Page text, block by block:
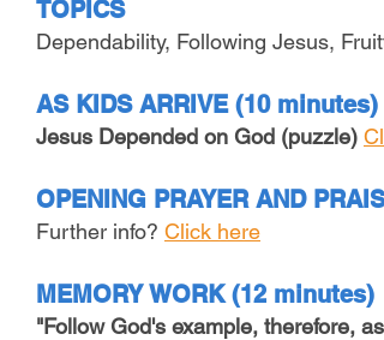
TOPICS
Dependability, Following Jesus,
AS KIDS ARRIVE (10 minutes)
Jesus Depended on God (puzzle)
OPENING PRAYER AND
Further info? Click here
MEMORY WORK (12 minutes)
"Follow God's example, therefore,